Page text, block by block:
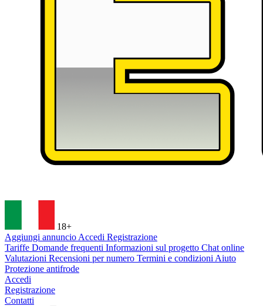
18+
Aggiungi annuncio Accedi Registrazione
Tariffe Domande frequenti Informazioni sul progetto Chat online
Valutazioni Recensioni per numero Termini e condizioni Aiuto
Protezione antifrode
Accedi
Registrazione
Contatti